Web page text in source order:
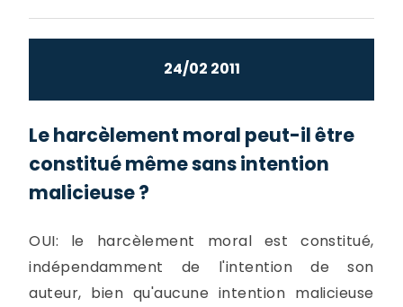
24/02 2011
Le harcèlement moral peut-il être
constitué même sans intention
malicieuse ?
OUI: le harcèlement moral est constitué,
indépendamment de l'intention de son
auteur, bien qu'aucune intention malicieuse